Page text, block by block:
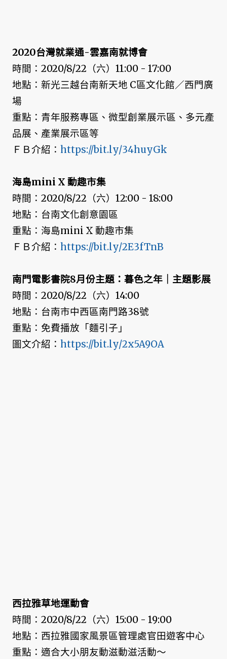
2020台灣就業通-雲嘉南就博會
時間：2020/8/22（六）11:00 - 17:00
地點：新光三越台南新天地 C區文化館／西門廣
場
重點：青年服務專區、微型創業展示區、多元產
品展、產業展示區等
ＦＢ介紹： https://bit.ly/34huyGk
海島mini X 動趣市集
時間：2020/8/22（六）12:00 - 18:00
地點：台南文化創意園區
重點：海島mini X 動趣市集
ＦＢ介紹： https://bit.ly/2E3fTnB
南門電影書院8月份主題：暮色之年｜主題影展
時間：2020/8/22（六）14:00
地點：台南市中西區南門路38號
重點：免費播放「麵引子」
圖文介紹： https://bit.ly/2x5A9OA
西拉雅草地運動會
時間：2020/8/22（六）15:00 - 19:00
地點：西拉雅國家風景區管理處官田遊客中心
重點：適合大小朋友動滋動滋活動～